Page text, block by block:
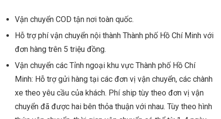
Vận chuyển COD tận nơi toàn quốc.
Hỗ trợ phí vận chuyển nội thành Thành phố Hồ Chí Minh với
đơn hàng trên 5 triệu đồng.
Vận chuyển các Tỉnh ngoại khu vực Thành phố Hồ Chí
Minh: Hỗ trợ gửi hàng tại các đơn vị vận chuyển, các chành
xe theo yêu cầu của khách. Phí ship tùy theo đơn vị vận
chuyển đã được hai bên thỏa thuận với nhau. Tùy theo hình